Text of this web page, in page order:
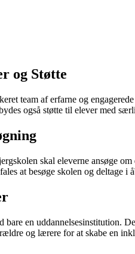
og Støtte
team af erfarne og
også støtte til elever med
skal eleverne ansøge
at besøge skolen og
bare en uddannelsesinstitution.
og lærere for at skabe en